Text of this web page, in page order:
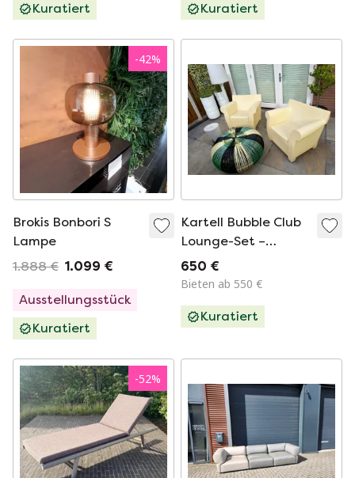
Kuratiert
Kuratiert
-42%
Brokis Bonbori S
Lampe
1.888 € 1.099 €
Ausstellungsstück
Kuratiert
Kartell Bubble Club
Lounge-Set –
Philippe Starck
650 €
Bieten ab 550 €
Kuratiert
-52%